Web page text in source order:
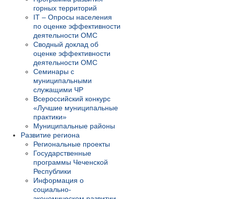
горных территорий
IT – Опросы населения
по оценке эффективности
деятельности ОМС
Сводный доклад об
оценке эффективности
деятельности ОМС
Семинары с
муниципальными
служащими ЧР
Всероссийский конкурс
«Лучшие муниципальные
практики»
Муниципальные районы
Развитие региона
Региональные проекты
Государственные
программы Чеченской
Республики
Информация о
социально-